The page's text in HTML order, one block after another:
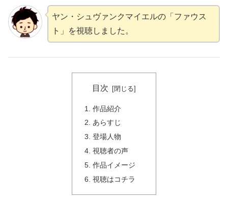
ヤン・シュヴァンクマイエルの「ファウス
ト」を視聴しました。
目次
作品紹介
あらすじ
登場人物
視聴者の声
作品イメージ
視聴はコチラ